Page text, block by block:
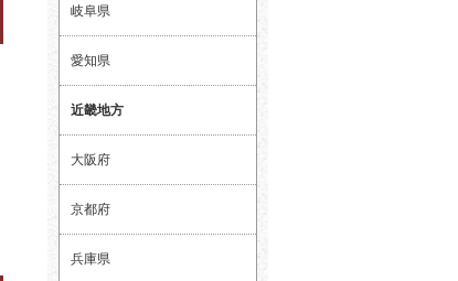
岐阜県
愛知県
近畿地方
大阪府
京都府
兵庫県